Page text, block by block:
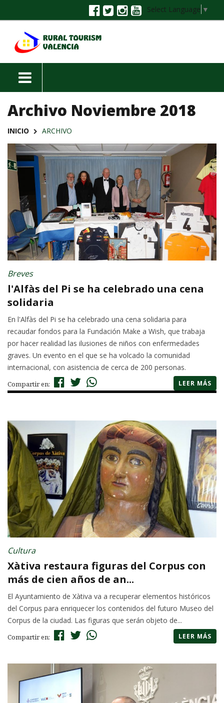
Select Language ▼
Archivo Noviembre 2018
INICIO ARCHIVO
Breves
l'Alfàs del Pi se ha celebrado una cena
solidaria
En l'Alfàs del Pi se ha celebrado una cena solidaria para
recaudar fondos para la Fundación Make a Wish, que trabaja
por hacer realidad las ilusiones de niños con enfermedades
graves. Un evento en el que se ha volcado la comunidad
internacional, con asistencia de cerca de 200 personas.
Compartir en: LEER MÁS
Cultura
Xàtiva restaura figuras del Corpus con
más de cien años de an...
El Ayuntamiento de Xàtiva va a recuperar elementos históricos
del Corpus para enriquecer los contenidos del futuro Museo del
Corpus de la ciudad. Las figuras que serán objeto de...
Compartir en: LEER MÁS